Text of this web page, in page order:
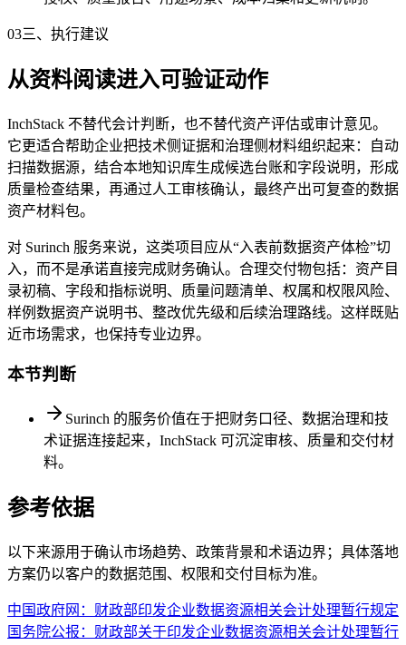
03三、执行建议
从资料阅读进入可验证动作
InchStack 不替代会计判断，也不替代资产评估或审计意见。
它更适合帮助企业把技术侧证据和治理侧材料组织起来：自动
扫描数据源，结合本地知识库生成候选台账和字段说明，形成
质量检查结果，再通过人工审核确认，最终产出可复查的数据
资产材料包。
对 Surinch 服务来说，这类项目应从“入表前数据资产体检”切
入，而不是承诺直接完成财务确认。合理交付物包括：资产目
录初稿、字段和指标说明、质量问题清单、权属和权限风险、
样例数据资产说明书、整改优先级和后续治理路线。这样既贴
近市场需求，也保持专业边界。
本节判断
Surinch 的服务价值在于把财务口径、数据治理和技
术证据连接起来，InchStack 可沉淀审核、质量和交付材
料。
参考依据
以下来源用于确认市场趋势、政策背景和术语边界；具体落地
方案仍以客户的数据范围、权限和交付目标为准。
中国政府网：财政部印发企业数据资源相关会计处理暂行规定
国务院公报：财政部关于印发企业数据资源相关会计处理暂行